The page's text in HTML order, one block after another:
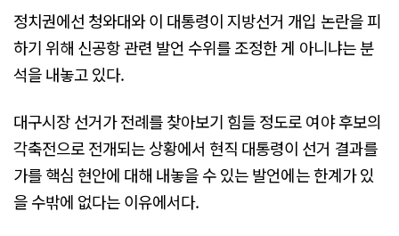
정치권에선 청와대와 이 대통령이 지방선거 개입 논란을 피
하기 위해 신공항 관련 발언 수위를 조정한 게 아니냐는 분
석을 내놓고 있다.
대구시장 선거가 전례를 찾아보기 힘들 정도로 여야 후보의
각축전으로 전개되는 상황에서 현직 대통령이 선거 결과를
가를 핵심 현안에 대해 내놓을 수 있는 발언에는 한계가 있
을 수밖에 없다는 이유에서다.